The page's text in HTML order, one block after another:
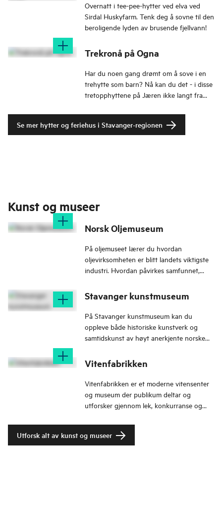
Overnatt i tee-pee-hytter ved elva ved
Sirdal Huskyfarm. Tenk deg å sovne til den
beroligende lyden av brusende fjellvann!
Trekronå på Ogna
Har du noen gang drømt om å sove i en
trehytte som barn? Nå kan du det - i disse
tretopphyttene på Jæren ikke langt fra
Se mer hytter og feriehus i Stavanger-regionen
Kunst og museer
Norsk Oljemuseum
På oljemuseet lærer du hvordan
oljevirksomheten er blitt landets viktigste
industri. Hvordan påvirkes samfunnet,
Stavanger kunstmuseum
På Stavanger kunstmuseum kan du
oppleve både historiske kunstverk og
samtidskunst av høyt anerkjente norske
Vitenfabrikken
Vitenfabrikken er et moderne vitensenter
og museum der publikum deltar og
utforsker gjennom lek, konkurranse og
teknologi.
Utforsk alt av kunst og museer